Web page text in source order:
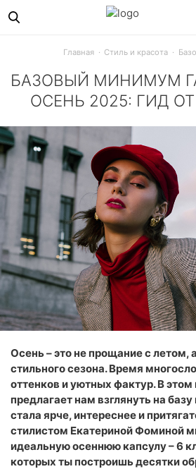
Главная Стиль и красота
БАЗОВЫЙ МИНИМУМ
ОСЕНЬ 2025: ГИД
Собери капсулу на осень 2025:
Осень – это не прощание с летом,
стильного сезона. Время
оттенков и уютных фактур. В этом
предлагает нам взглянуть на
стала ярче, интереснее и
стилистом Екатериной Фоминой
идеальную осеннюю капсулу – 6
которых ты построишь десятки